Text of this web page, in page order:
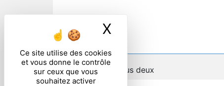
Ce site utilise des cookies
et vous donne le contrôle
sur ceux que vous
souhaitez activer
X
Combien font un plus deux